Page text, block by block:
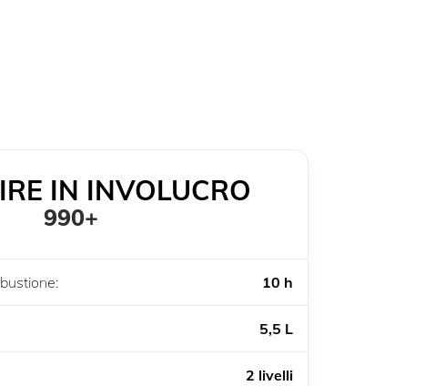
IN INVOLUCRO
990+
10 h
5,5 L
2 livelli